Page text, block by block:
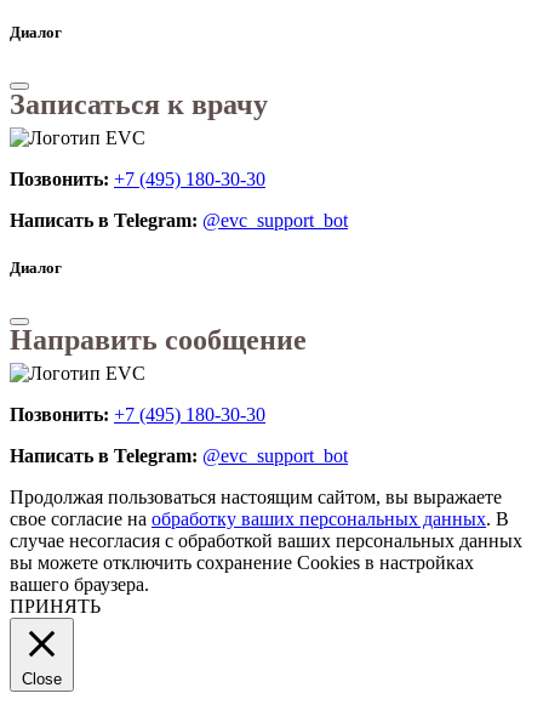
Диалог
Записаться к врачу
Позвонить: +7 (495) 180-30-30
Написать в Telegram: @evc_support_bot
Диалог
Направить сообщение
Позвонить: +7 (495) 180-30-30
Написать в Telegram: @evc_support_bot
Продолжая пользоваться настоящим сайтом, вы выражаете
свое согласие на обработку ваших персональных данных. В
случае несогласия с обработкой ваших персональных данных
вы можете отключить сохранение Cookies в настройках
вашего браузера.
ПРИНЯТЬ
Close